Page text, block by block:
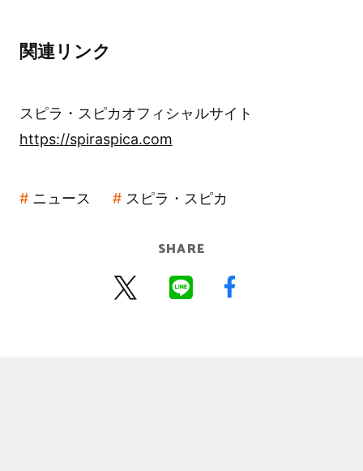
関連リンク
スピラ・スピカオフィシャルサイト
https://spiraspica.com
ニュース スピラ・スピカ
SHARE